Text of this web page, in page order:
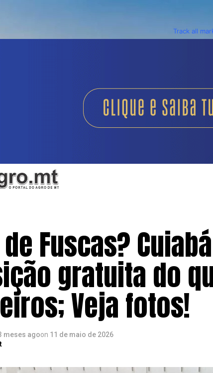
Track all
Fuscas?
gratuita do
Veja fotos!
meses agoon 11 de maio de 2026